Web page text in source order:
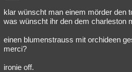
klar wünscht man einem mörder den
was wünscht ihr den dem charleston
einen blumenstrauss mit orchideen
merci?
ironie off.